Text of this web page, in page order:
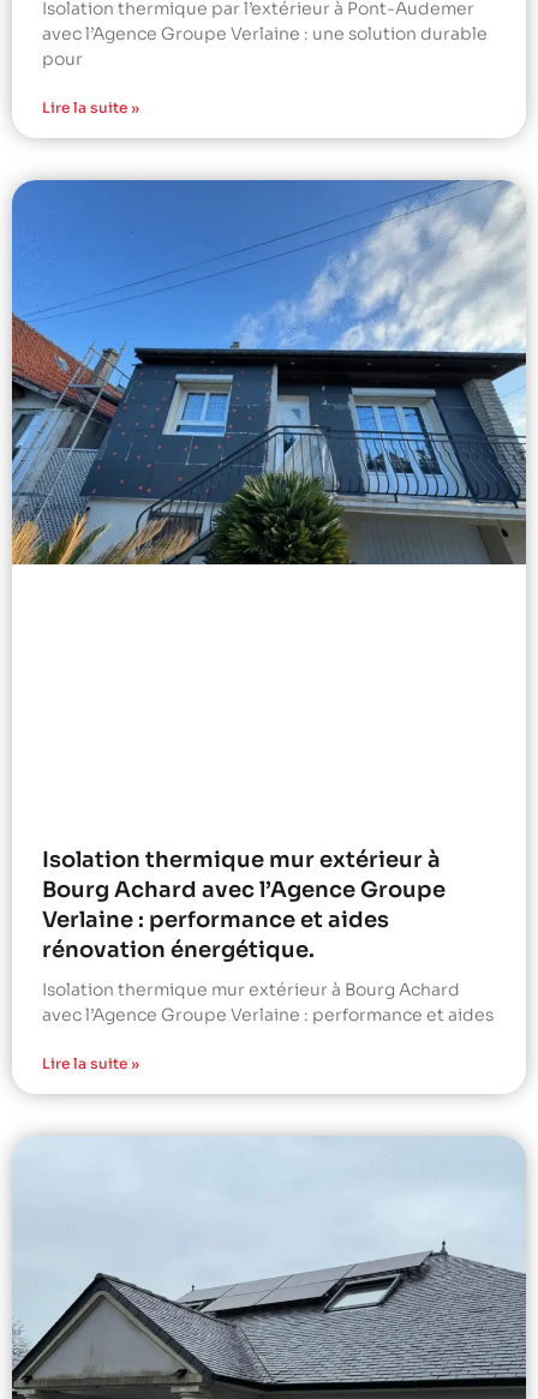
Isolation thermique par l’extérieur à Pont-Audemer
avec l’Agence Groupe Verlaine : une solution durable
pour
Lire la suite »
Isolation thermique mur extérieur à
Bourg Achard avec l’Agence Groupe
Verlaine : performance et aides
rénovation énergétique.
Isolation thermique mur extérieur à Bourg Achard
avec l’Agence Groupe Verlaine : performance et aides
Lire la suite »